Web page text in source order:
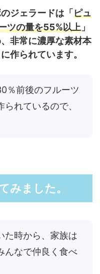
ジェラードは「 ピュ
ツの量を55%以上 」
非常に濃厚な素材本
作られています。
％前後のフルーツ
れているので、
みました。
た時から、家族は
んなで仲良く食べ